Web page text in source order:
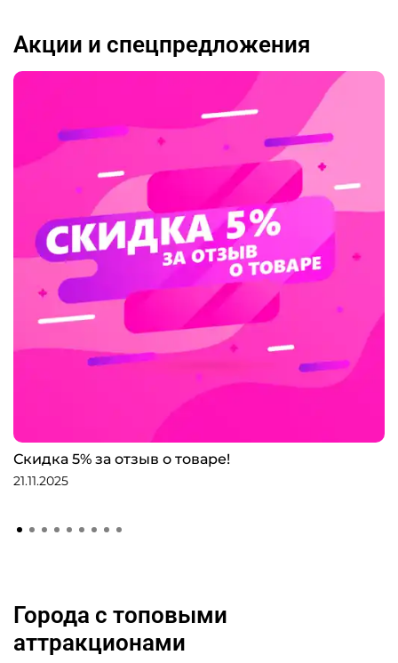
Акции и спецпредложения
Скидка 5% за отзыв о товаре!
21.11.2025
Города с топовыми
аттракционами